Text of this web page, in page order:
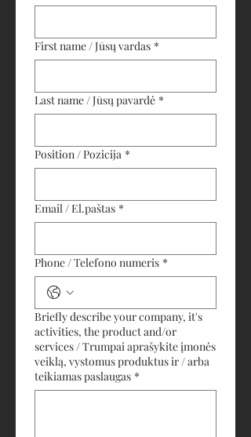
First name / Jūsų vardas *
Last name / Jūsų pavardė *
Position / Pozicija *
Email / El.paštas *
Phone / Telefono numeris *
Briefly describe your company, it's
activities, the product and/or
services / Trumpai aprašykite įmonės
veiklą, vystomus produktus ir / arba
teikiamas paslaugas *